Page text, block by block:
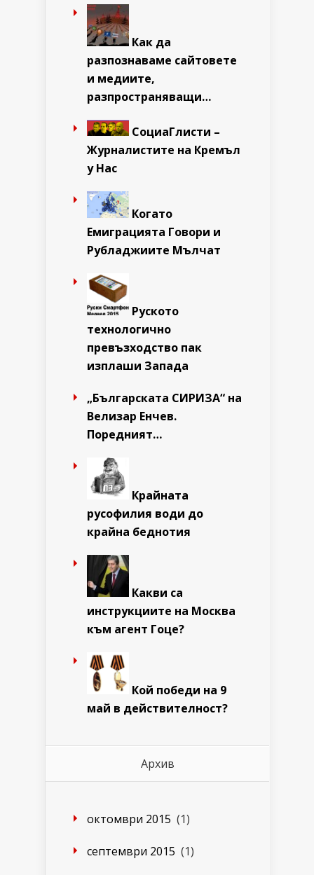
Как да
разпознаваме сайтовете
и медиите,
разпространяващи…
СоциаГлисти –
Журналистите на Кремъл
у Нас
Когато
Емиграцията Говори и
Рубладжиите Мълчат
Руското
технологично
превъзходство пак
изплаши Запада
„Българската СИРИЗА“ на
Велизар Енчев.
Поредният…
Крайната
русофилия води до
крайна беднотия
Какви са
инструкциите на Москва
към агент Гоце?
Кой победи на 9
май в действителност?
Архив
октомври 2015 (1)
септември 2015 (1)